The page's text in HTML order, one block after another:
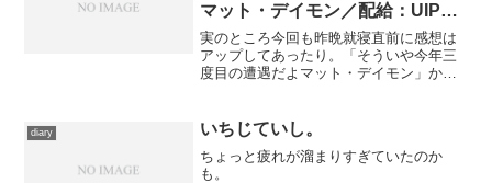
マット・デイモン／配給：UIP
Japan
実のところ今回も昨晩就寝直前に感想は
アップしてあったり。「そういや今年三
度目の遭遇だよマット・デイモン」から
て。
diary いちじていし。
ちょっと疲れが溜まりすぎていたのか
も。